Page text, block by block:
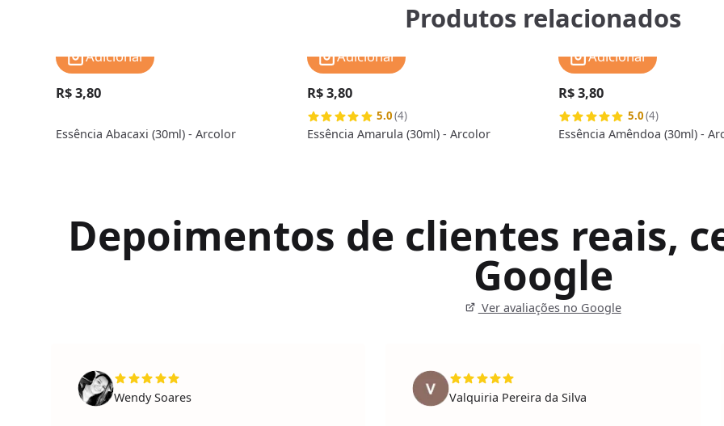
Produtos relacionados
R$ 3,80
Essência Abacaxi (30ml) - Arcolor
Adicionar
R$ 3,80
5.0(4)
Essência Amarula (30ml) - Arcolor
Adicionar
R$ 3,80
5.0(4)
Essência Amêndoa (30ml) -
Adicionar
Depoimentos de clientes reais,
Google
Ver avaliações no Google
Wendy Soares Valquiria Pereira da Silva